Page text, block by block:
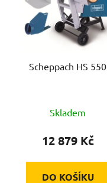
Scheppach HS 550
Skladem
12 879 Kč
DO KOŠÍKU